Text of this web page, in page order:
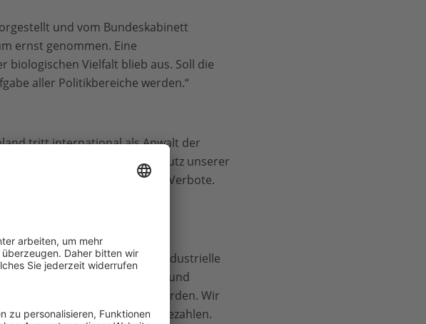
und vom Bundeskabinett
ernst genommen. Eine
Vielfalt blieb aus. Soll die
aller Politikbereiche werden.“
tritt international als Anwalt der
Wille, wenn es um den Schutz unserer
klare Vorgaben und Verbote.
Realität werden.“
in Deutschland ist die industrielle
ist für Hecken, Sträucher und
Pestiziden massiv gesenkt werden. Wir
ihre Naturschutzleistungen bezahlen.